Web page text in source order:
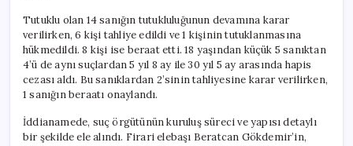
Tutuklu olan 14 sanığın tutukluluğunun devamına karar
verilirken, 6 kişi tahliye edildi ve 1 kişinin tutuklanmasına
hükmedildi. 8 kişi ise beraat etti. 18 yaşından küçük 5 sanıktan
4’ü de aynı suçlardan 5 yıl 8 ay ile 30 yıl 5 ay arasında hapis
cezası aldı. Bu sanıklardan 2’sinin tahliyesine karar verilirken,
1 sanığın beraatı onaylandı.
İddianamede, suç örgütünün kuruluş süreci ve yapısı detaylı
bir şekilde ele alındı. Firari elebaşı Beratcan Gökdemir’in,